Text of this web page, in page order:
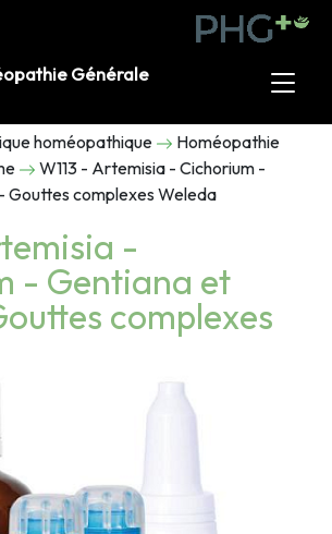
Générale
homéopathique
Homéopathie
W113 - Artemisia - Cichorium -
Gouttes complexes Weleda
-
- Gentiana et
complexes